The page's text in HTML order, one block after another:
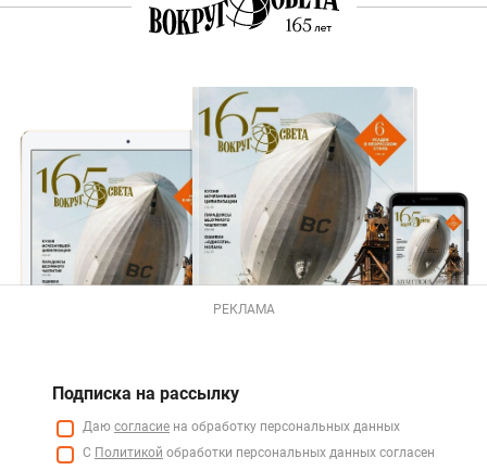
РЕКЛАМА
Подписка на рассылку
Даю согласие на обработку персональных данных
С Политикой обработки персональных данных согласен